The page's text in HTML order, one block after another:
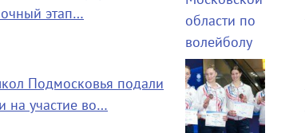
этап…
Подмосковья подали
на участие во…